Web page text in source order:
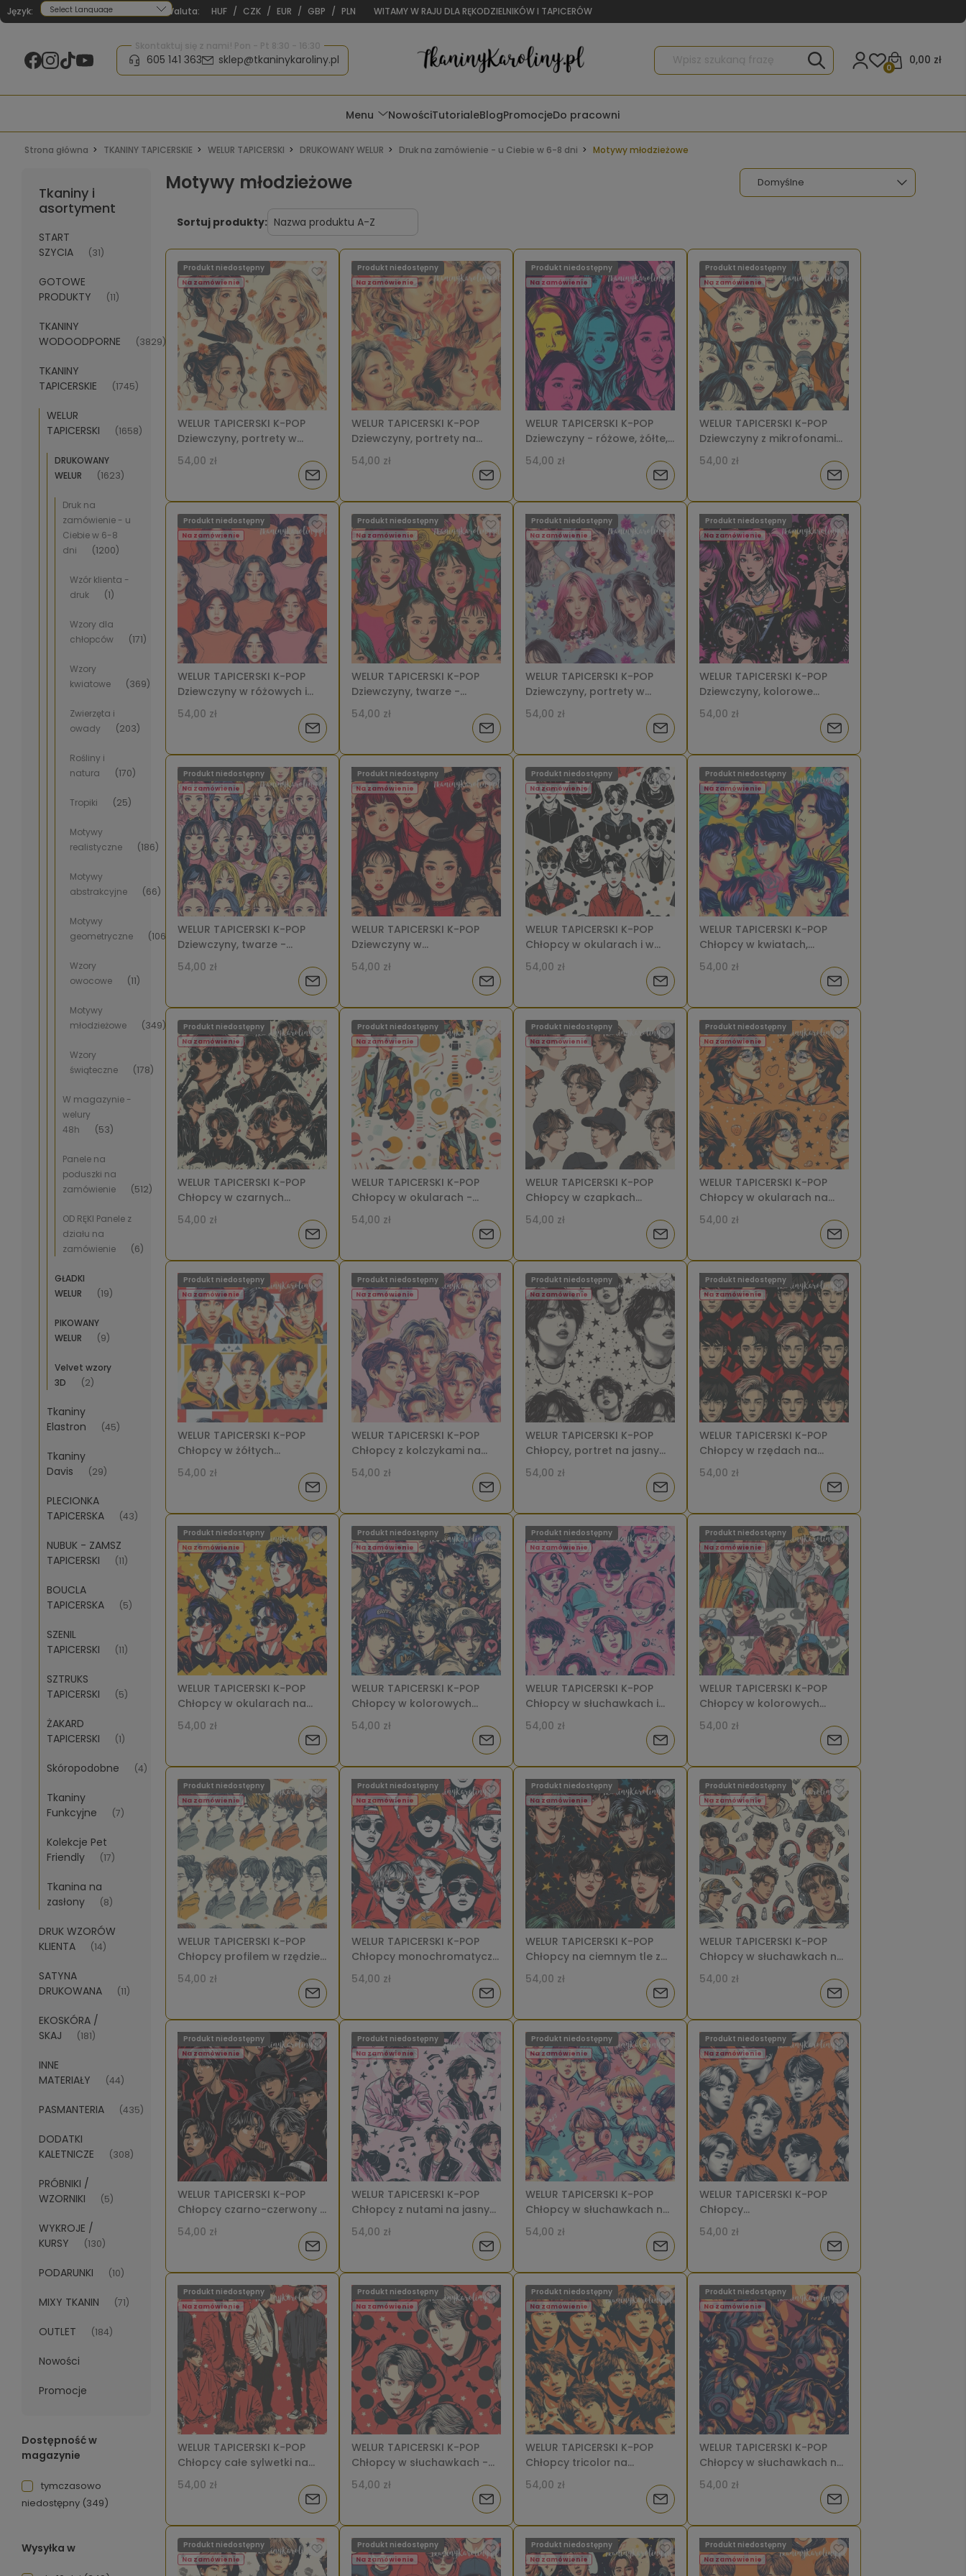
Język:
Powered by
Waluta: HUF / CZK / EUR / GBP / PLN WITAMY W RAJU DLA RĘKODZIELNIKÓW I TAPICERÓW
Skontaktuj się z nami! Pon - Pt 8:30 - 16:30
605 141 363 sklep@tkaninykaroliny.pl 0,00 zł
0
Menu NowościTutorialeBlogPromocjeDo pracowni
Strona główna TKANINY TAPICERSKIE WELUR TAPICERSKI DRUKOWANY WELUR Druk na zamówienie - u Ciebie w 6-8 dni Motywy młodzieżowe
Tkaniny i
asortyment
START
SZYCIA
(31)
GOTOWE
PRODUKTY
(11)
TKANINY
WODOODPORNE
(3829)
TKANINY
TAPICERSKIE
(1745)
WELUR
TAPICERSKI
(1658)
DRUKOWANY
WELUR
(1623)
Druk na
zamówienie - u
Ciebie w 6-8
dni
(1200)
Wzór klienta -
druk
(1)
Wzory dla
chłopców
(171)
Wzory
kwiatowe
(369)
Zwierzęta i
owady
(203)
Rośliny i
natura
(170)
Tropiki (25)
Motywy
realistyczne
(186)
Motywy
abstrakcyjne
(66)
Motywy
geometryczne
(106)
Wzory
owocowe
(11)
Motywy
młodzieżowe
(349)
Wzory
świąteczne
(178)
W magazynie -
welury
48h
(53)
Panele na
poduszki na
zamówienie
(512)
OD RĘKI Panele z
działu na
zamówienie
(6)
GŁADKI
WELUR
(19)
PIKOWANY
WELUR
(9)
Velvet wzory
3D
(2)
Tkaniny
Elastron
(45)
Tkaniny
Davis
(29)
PLECIONKA
TAPICERSKA
(43)
NUBUK - ZAMSZ
TAPICERSKI
(11)
BOUCLA
TAPICERSKA
(5)
SZENIL
TAPICERSKI
(11)
SZTRUKS
TAPICERSKI
(5)
ŻAKARD
TAPICERSKI
(1)
Skóropodobne (4)
Tkaniny
Funkcyjne
(7)
Kolekcje Pet
Friendly
(17)
Tkanina na
zasłony
(8)
DRUK WZORÓW
KLIENTA
(14)
SATYNA
DRUKOWANA
(11)
EKOSKÓRA /
SKAJ
(181)
INNE
MATERIAŁY
(44)
PASMANTERIA (435)
DODATKI
KALETNICZE
(308)
PRÓBNIKI /
WZORNIKI
(5)
WYKROJE /
KURSY
(130)
PODARUNKI (10)
MIXY TKANIN (71)
OUTLET (184)
Nowości
Promocje
Dostępność w
magazynie
tymczasowo
niedostępny (349)
Wysyłka w
Motywy młodzieżowe
Sortuj produkty:
WELUR TAPICERSKI K-POP
Dziewczyny, portrety w
pomarańczowych kwiatach
jasnym tle [6-8]
54,00 zł
Na zamówienie
Produkt niedostępny
Powiadom
o
dostępności
WELUR TAPICERSKI K-POP
Dziewczyny, portrety na
abstrakcyjnych kwiatowych
wzorach, żółto-
pomarańczowe tło [6-8]
54,00 zł
Na zamówienie
Produkt niedostępny
Powiadom
o
dostępności
WELUR TAPICERSKI K-POP
Dziewczyny - różowe, żółte,
niebieskie twarze [6-8]
54,00 zł
Na zamówienie
Produkt niedostępny
Powiadom
o
dostępności
WELUR TAPICERSKI K-POP
Dziewczyny z mikrofonami
na pomarańczu [6-8]
54,00 zł
Na zamówienie
Produkt niedostępny
Powiadom
o
dostępności
WELUR TAPICERSKI K-POP
Dziewczyny w różowych i
pomarańczowych bluzkach
[6-8]
54,00 zł
Na zamówienie
Produkt niedostępny
Powiadom
o
dostępności
WELUR TAPICERSKI K-POP
Dziewczyny, twarze -
fioletowe, zielone i
pomarańczowe fryzury w
54,00 zł
Na zamówienie
Produkt niedostępny
Powiadom
o
dostępności
WELUR TAPICERSKI K-POP
Dziewczyny, portrety w
kwiatach ciemniejszym tle
[6-8]
54,00 zł
Na zamówienie
Produkt niedostępny
Powiadom
o
dostępności
WELUR TAPICERSKI K-POP
Dziewczyny, kolorowe
gwiazdki i różowe czaszki na
ciemnym tle [6-8]
54,00 zł
Na zamówienie
Produkt niedostępny
Powiadom
o
dostępności
WELUR TAPICERSKI K-POP
Dziewczyny, twarze -
wielokolorowe fryzury w
tłumie [6-8]
54,00 zł
Na zamówienie
Produkt niedostępny
Powiadom
o
dostępności
WELUR TAPICERSKI K-POP
Dziewczyny w
pomarańczowych bluzkach
[6-8]
54,00 zł
Na zamówienie
Produkt niedostępny
Powiadom
o
dostępności
WELUR TAPICERSKI K-POP
Chłopcy w okularach i w
żółtych, czerwonych oraz
czarnych plamach na
54,00 zł
Na zamówienie
Produkt niedostępny
Powiadom
o
dostępności
WELUR TAPICERSKI K-POP
Chłopcy w kwiatach,
liściach i kolorowych
54,00 zł
Na zamówienie
Produkt niedostępny
Powiadom
o
dostępności
WELUR TAPICERSKI K-POP
Chłopcy w czarnych
kurtkach i okularach na
jasnym tle, nuty i mikrofony
54,00 zł
Na zamówienie
Produkt niedostępny
Powiadom
o
dostępności
WELUR TAPICERSKI K-POP
Chłopcy w okularach -
sylwetki od pasa w górę,
kolorowe kropki i kreski na
54,00 zł
Na zamówienie
Produkt niedostępny
Powiadom
o
dostępności
WELUR TAPICERSKI K-POP
Chłopcy w czapkach
czarno-czerwonych na
beżowym gładkim tle [6-8]
54,00 zł
Na zamówienie
Produkt niedostępny
Powiadom
o
dostępności
WELUR TAPICERSKI K-POP
Chłopcy w okularach na
pomarańczowym tle z
białymi i czarnymi
54,00 zł
Na zamówienie
Produkt niedostępny
Powiadom
o
dostępności
WELUR TAPICERSKI K-POP
Chłopcy w żółtych
kapturach [6-8]
54,00 zł
Na zamówienie
Produkt niedostępny
Powiadom
o
dostępności
WELUR TAPICERSKI K-POP
Chłopcy z kolczykami na
jasnym różowym tle [6-8]
54,00 zł
Na zamówienie
Produkt niedostępny
Powiadom
o
dostępności
WELUR TAPICERSKI K-POP
Chłopcy, portret na jasnym
54,00 zł
Na zamówienie
Produkt niedostępny
Powiadom
o
dostępności
WELUR TAPICERSKI K-POP
Chłopcy w rzędach na
czarno-czerwonym tle [6-
8]
54,00 zł
Na zamówienie
Produkt niedostępny
Powiadom
o
dostępności
WELUR TAPICERSKI K-POP
Chłopcy w okularach na
żółtym tle z niebieską
grzywką [6-8]
54,00 zł
Na zamówienie
Produkt niedostępny
Powiadom
o
dostępności
WELUR TAPICERSKI K-POP
Chłopcy w kolorowych
czapkach baseballowych
na ciemnym tle [6-8]
54,00 zł
Na zamówienie
Produkt niedostępny
Powiadom
o
dostępności
WELUR TAPICERSKI K-POP
Chłopcy w słuchawkach i
czapkach na różowym tle
[6-8]
54,00 zł
Na zamówienie
Produkt niedostępny
Powiadom
o
dostępności
WELUR TAPICERSKI K-POP
Chłopcy w kolorowych
bluzach, czapkach i
okularach na jasnym tle [6-
54,00 zł
Na zamówienie
Produkt niedostępny
Powiadom
o
dostępności
WELUR TAPICERSKI K-POP
Chłopcy profilem w rzędzie
na jasnym [6-8]
54,00 zł
Na zamówienie
Produkt niedostępny
Powiadom
o
dostępności
WELUR TAPICERSKI K-POP
Chłopcy monochromatyczni
w czapkach i okularach na
czerwono-
pomarańczowym tle [6-8]
54,00 zł
Na zamówienie
Produkt niedostępny
Powiadom
o
dostępności
WELUR TAPICERSKI K-POP
Chłopcy na ciemnym tle z
kolorowymi gwiazdkami [6-
8]
54,00 zł
Na zamówienie
Produkt niedostępny
Powiadom
o
dostępności
WELUR TAPICERSKI K-POP
Chłopcy w słuchawkach na
jasnym tle z mikrofonami
[6-8]
54,00 zł
Na zamówienie
Produkt niedostępny
Powiadom
o
dostępności
WELUR TAPICERSKI K-POP
Chłopcy czarno-czerwony z
gwiazdkami [6-8]
54,00 zł
Na zamówienie
Produkt niedostępny
Powiadom
o
dostępności
WELUR TAPICERSKI K-POP
Chłopcy z nutami na jasnym
różu [6-8]
54,00 zł
Na zamówienie
Produkt niedostępny
Powiadom
o
dostępności
WELUR TAPICERSKI K-POP
Chłopcy w słuchawkach na
różu i turkusie [6-8]
54,00 zł
Na zamówienie
Produkt niedostępny
Powiadom
o
dostępności
WELUR TAPICERSKI K-POP
Chłopcy
monochromatyczne twarze
na pomarańczowym tle [6-
54,00 zł
Na zamówienie
Produkt niedostępny
Powiadom
o
dostępności
WELUR TAPICERSKI K-POP
Chłopcy całe sylwetki na
czerwonym tle i gwiazdki
[6-8]
54,00 zł
Na zamówienie
Produkt niedostępny
Powiadom
o
dostępności
WELUR TAPICERSKI K-POP
Chłopcy w słuchawkach -
biedronka [6-8]
54,00 zł
Na zamówienie
Produkt niedostępny
Powiadom
o
dostępności
WELUR TAPICERSKI K-POP
Chłopcy tricolor na
54,00 zł
Na zamówienie
Produkt niedostępny
Powiadom
o
dostępności
WELUR TAPICERSKI K-POP
Chłopcy w słuchawkach na
ciemnym tle [6-8]
54,00 zł
Na zamówienie
Produkt niedostępny
Powiadom
o
dostępności
Na zamówienie
Produkt niedostępny
Na zamówienie
Produkt niedostępny
Na zamówienie
Produkt niedostępny
Na zamówienie
Produkt niedostępny